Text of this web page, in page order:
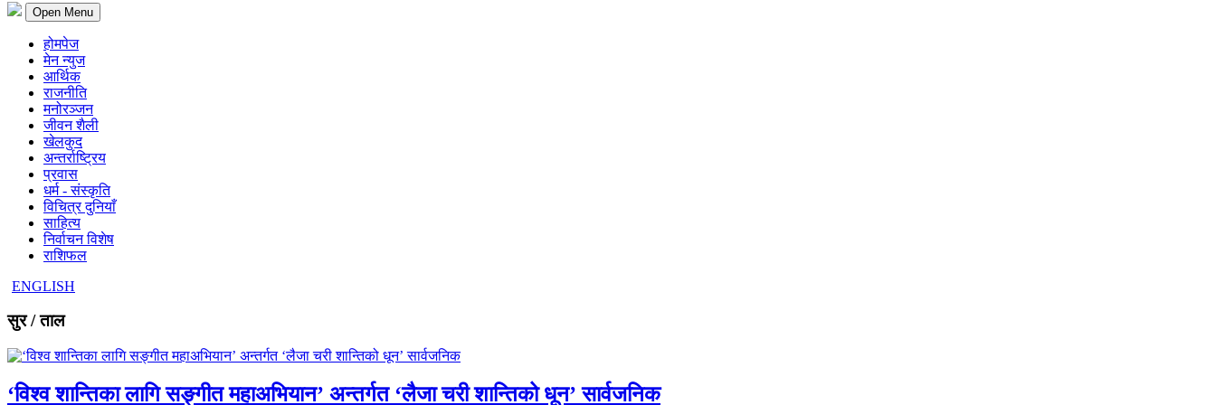
Open Menu
होमपेज
मेन न्युज
आर्थिक
राजनीति
मनोरञ्जन
जीवन शैली
खेलकुद
अन्तर्राष्ट्रिय
प्रवास
धर्म - संस्कृति
विचित्र दुनियाँ
साहित्य
निर्वाचन विशेष
राशिफल
ENGLISH
सुर / ताल
‘विश्व शान्तिका लागि सङ्गीत महाअभियान’ अन्तर्गत ‘लैजा चरी शान्तिको धून’ सार्वजनिक